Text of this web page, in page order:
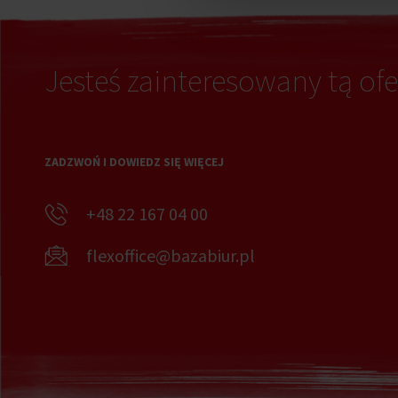
Jesteś zainteresowany tą
ZADZWOŃ I DOWIEDZ SIĘ WIĘCEJ
+48 22 167 04 00
flexoffice@bazabiur.pl